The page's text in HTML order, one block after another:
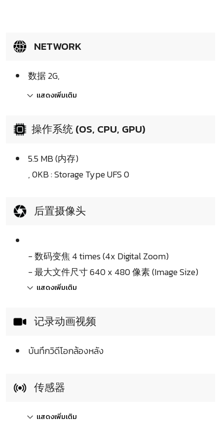
NETWORK
数据 2G,
แสดงเพิ่มเติม
操作系统 (OS, CPU, GPU)
5.5 MB (内存)
, 0KB : Storage Type UFS 0
后置摄像头
- 数码变焦 4 times (4x Digital Zoom)
- 最大文件尺寸 640 x 480 像素 (Image Size)
แสดงเพิ่มเติม
记录动画视频
บันทึกวิดีโอกล้องหลัง
传感器
แสดงเพิ่มเติม